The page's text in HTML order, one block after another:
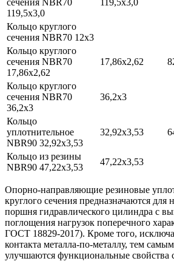
119,5x3,0
Кольцо круглого
сечения NBR70 12х3
Кольцо круглого
сечения NBR70
17,86х2,62
17,86х2,62
Кольцо круглого
сечения NBR70
36,2х3
36,2х3
Кольцо
уплотнительное
NBR90 32,92х3,53
32,92х3,53
Кольцо из резины
NBR90 47,22х3,53
47,22х3,53
Опорно-направляющие резиновые
круглого сечения предназначаются для
поршня гидравлического цилиндра с
поглощения нагрузок поперечного
ГОСТ 18829-2017). Кроме того,
контакта металла-по-металлу, тем
улучшаются функциональные свойства